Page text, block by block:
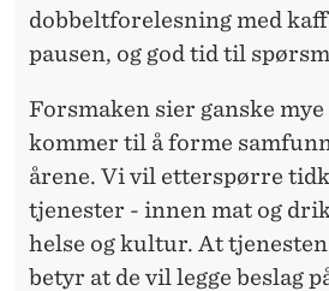
dobbeltforelesning med
pausen, og god tid til
Forsmaken sier ganske
kommer til å forme
årene. Vi vil etterspørre
tjenester - innen mat og
helse og kultur. At
betyr at de vil legge beslag